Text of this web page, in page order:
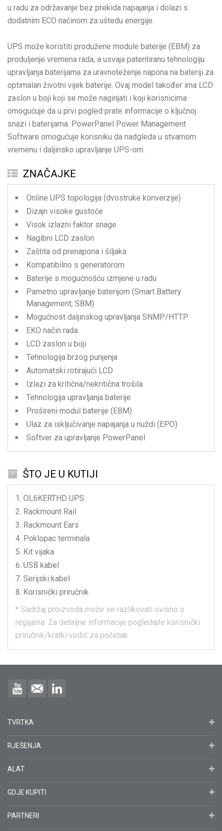
u radu za održavanje bez prekida napajanja i dolazi s
dodatnim ECO načinom za uštedu energije.
UPS može koristiti produžene module baterije (EBM) za
produljenje vremena rada, a usvaja patentiranu tehnologiju
upravljanja baterijama za uravnoteženje napona na bateriji za
optimalan životni vijek baterije. Ovaj model također ima LCD
zaslon u boji koji se može naginjati i koji korisnicima
omogućuje da u prvi pogled prate informacije o ključnoj
snazi i baterijama. PowerPanel Power Management
Software omogućuje korisniku da nadgleda u stvarnom
vremenu i daljinsko upravljanje UPS-om.
ZNAČAJKE
Online UPS topologija (dvostruke konverzije)
Dizajn visoke gustoće
Visok izlazni faktor snage
Nagibni LCD zaslon
Zaštita od prenapona i šiljaka
Kompatibilno s generatorom
Baterije s mogućnošću izmjene u radu
Pametno upravljanje baterijom (Smart Battery
Management; SBM)
Mogućnost daljinskog upravljanja SNMP/HTTP
EKO način rada
LCD zaslon u boji
Tehnologija brzog punjenja
Automatski rotirajući LCD
Izlazi za kritična/nekritična trošila
Tehnologija upravljanja baterije
Prošireni modul baterije (EBM)
Ulaz za isključivanje napajanja u nuždi (EPO)
Softver za upravljanje PowerPanel
ŠTO JE U KUTIJI
OL6KERTHD UPS
Rackmount Rail
Rackmount Ears
Poklopac terminala
Kit vijaka
USB kabel
Serijski kabel
Korisnički priručnik
* Sadržaj proizvoda može se razlikovati ovisno o
regijama. Za detaljne informacije pogledajte korisnički
priručnik/kratki vodič za početak
TVRTKA
RJEŠENJA
ALAT
GDJE KUPITI
PARTNERI